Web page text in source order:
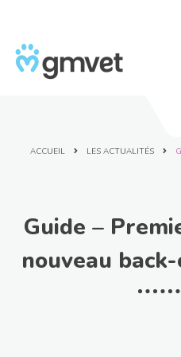
ACCUEIL LES ACTUALITÉS
Guide –
nouveau